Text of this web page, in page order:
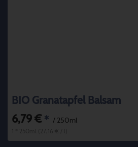
BIO Granatapfel Balsam
6,79 € * / 250ml